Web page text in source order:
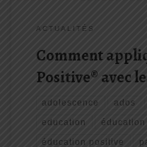
ACTUALITÉS
Comment
Positive® avec
adolescence ados
education
éducation positive